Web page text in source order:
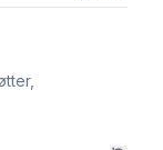
Vegansk'